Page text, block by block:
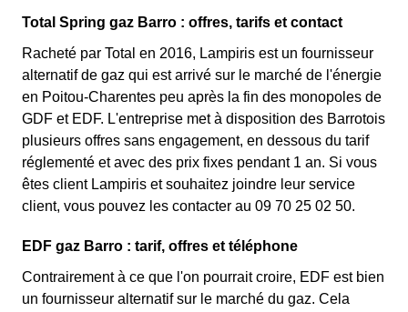
Total Spring gaz Barro : offres, tarifs et contact
Racheté par Total en 2016, Lampiris est un fournisseur
alternatif de gaz qui est arrivé sur le marché de l'énergie
en Poitou-Charentes peu après la fin des monopoles de
GDF et EDF. L'entreprise met à disposition des Barrotois
plusieurs offres sans engagement, en dessous du tarif
réglementé et avec des prix fixes pendant 1 an. Si vous
êtes client Lampiris et souhaitez joindre leur service
client, vous pouvez les contacter au 09 70 25 02 50.
EDF gaz Barro : tarif, offres et téléphone
Contrairement à ce que l'on pourrait croire, EDF est bien
un fournisseur alternatif sur le marché du gaz. Cela